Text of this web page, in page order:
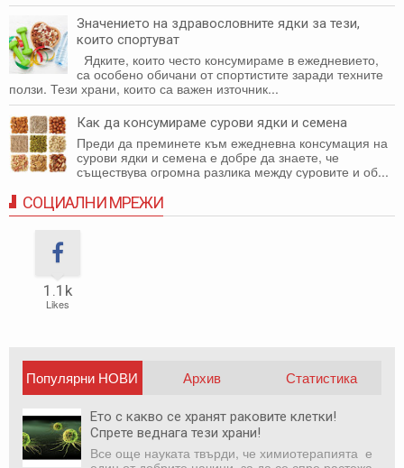
Значението на здравословните ядки за тези,
които спортуват
Ядките, които често консумираме в ежедневието,
са особено обичани от спортистите заради техните
ползи. Тези храни, които са важен източник...
Как да консумираме сурови ядки и семена
Преди да преминете към ежедневна консумация на
сурови ядки и семена е добре да знаете, че
съществува огромна разлика между суровите и об...
СОЦИАЛНИ МРЕЖИ
1.1k
Likes
Популярни НОВИ
публикации
Архив Статистика
Ето с какво се хранят раковите клетки!
Спрете веднага тези храни!
Все още науката твърди, че химиотерапията е